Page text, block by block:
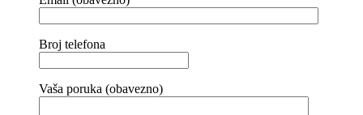
Broj telefona
Vaša poruka (obavezno)